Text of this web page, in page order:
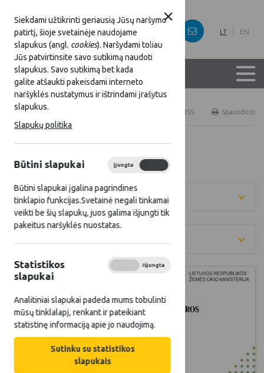
Siekdami užtikrinti geriausią Jūsų naršymo
patirtį, šioje svetainėje naudojame
slapukus (angl. cookies). Naršydami toliau
Jūs patvirtinsite savo sutikimą naudoti
slapukus. Savo sutikimą bet kada
galite atšaukti pakeisdami interneto
naršyklės nustatymus ir ištrindami įrašytus
slapukus.
Slapukų politika
Būtini slapukai Įjungta
Būtini slapukai įgalina pagrindines
tinklapio funkcijas.Svetainė negali tinkamai
veikti be šių slapukų, juos galima išjungti tik
pakeitus naršyklės nuostatas.
Statistikos
slapukai
Išjungta
Analitiniai slapukai padeda mums tobulinti
mūsų tinklalapį, renkant ir pateikiant
statistinę informaciją apie jo naudojimą.
Sutinku su statistikos
slapukais
LT EN
Titulinis Spausdinti
RSS
Metai